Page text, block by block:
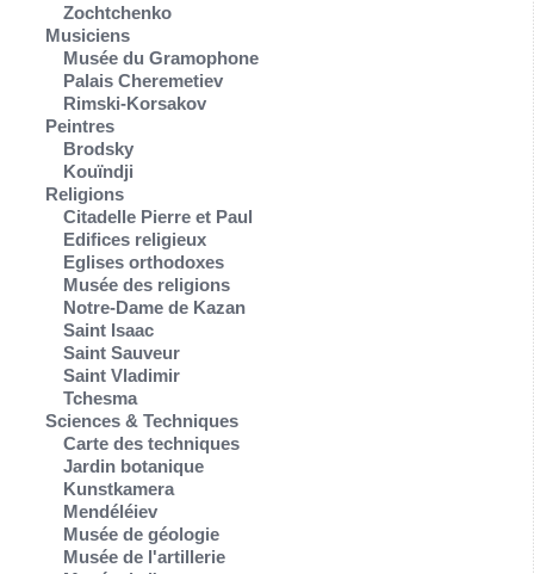
Zochtchenko
Musiciens
Musée du Gramophone
Palais Cheremetiev
Rimski-Korsakov
Peintres
Brodsky
Kouïndji
Religions
Citadelle Pierre et Paul
Edifices religieux
Eglises orthodoxes
Musée des religions
Notre-Dame de Kazan
Saint Isaac
Saint Sauveur
Saint Vladimir
Tchesma
Sciences & Techniques
Carte des techniques
Jardin botanique
Kunstkamera
Mendéléiev
Musée de géologie
Musée de l'artillerie